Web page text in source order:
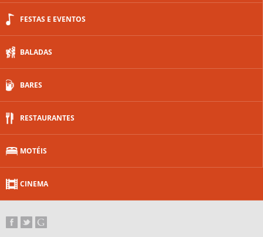
Floripa
FESTAS E EVENTOS
BALADAS
BARES
RESTAURANTES
MOTÉIS
CINEMA